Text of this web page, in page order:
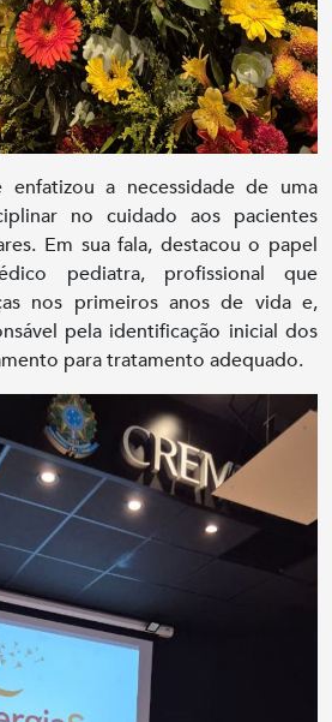
a necessidade de uma
no cuidado aos pacientes
Em sua fala, destacou o papel
pediatra, profissional que
nos primeiros anos de vida e,
pela identificação inicial dos
para tratamento adequado.